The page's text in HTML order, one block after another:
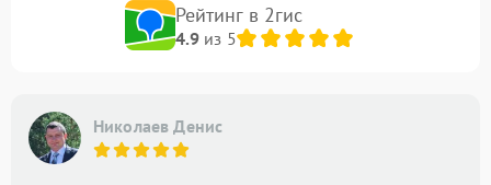
Рейтинг в 2гис
4.9из 5
Николаев Денис